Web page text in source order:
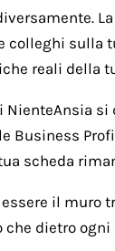
colleghi sulla
reali della
NienteAnsia
Business
scheda
il muro
dietro